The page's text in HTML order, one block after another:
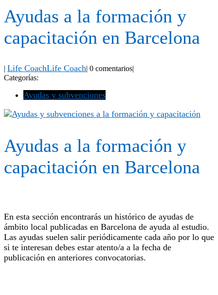
Ayudas a la formación y
capacitación en Barcelona
| Life CoachLife Coach| 0 comentarios|
Categorías:
Ayudas y subvenciones
Ayudas a la formación y
capacitación en Barcelona
En esta sección encontrarás un histórico de ayudas de
ámbito local publicadas en Barcelona de ayuda al estudio.
Las ayudas suelen salir periódicamente cada año por lo que
si te interesan debes estar atento/a a la fecha de
publicación en anteriores convocatorias.